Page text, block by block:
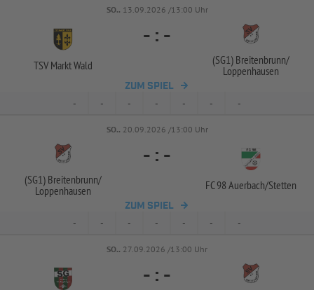
SO.. 13.09.2026 /13:00 Uhr
TSV Markt Wald
- : -
(SG1) Breitenbrunn/
Loppenhausen
ZUM SPIEL
- - - - - - -
SO.. 20.09.2026 /13:00 Uhr
(SG1) Breitenbrunn/
Loppenhausen
- : -
FC 98 Auerbach/Stetten
ZUM SPIEL
- - - - - - -
SO.. 27.09.2026 /13:00 Uhr
- : -